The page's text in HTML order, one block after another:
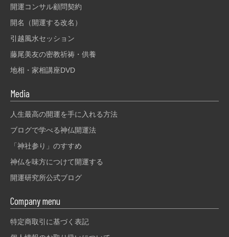
開運コンサル顧問契約
開名（開運する改名）
引越風水セッション
藤尾美友の密教祈祷・供養
地相・家相講座DVD
Media
人生最高の開運を手に入れる方法
ブログで学べる神仏開運法
「神社参り」のすすめ
神仏を味方につけて開運する
開運研究所公式ブログ
Company menu
特定商取引に基づく表記